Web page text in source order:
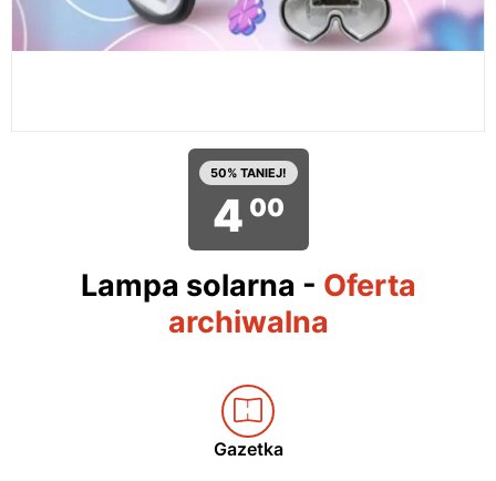
50% TANIEJ!
4 00
Lampa solarna - Oferta
archiwalna
Gazetka